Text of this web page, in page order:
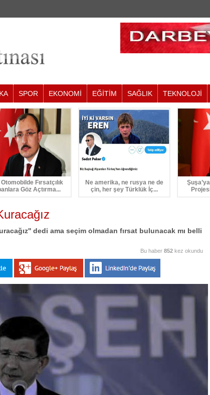
SPOR EKONOMİ EĞİTİM SAĞLIK TEKNOLOJİ
Otomobilde Fırsatçılık
Göz Açtırma...
Ne amerika, ne rusya ne de
çin, her şey Türklük İç...
dedi ama seçim olmadan fırsat bulunacak mı belli
Bu haber 852 kez okundu